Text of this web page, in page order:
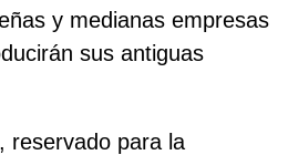
y medianas empresas
sus antiguas
reservado para la